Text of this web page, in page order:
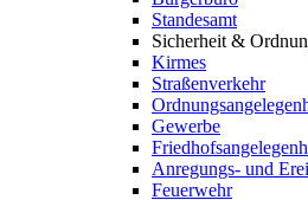
Standesamt
Sicherheit &
Kirmes
Straßenverkehr
Gewerbe
Anregungs- und
Feuerwehr